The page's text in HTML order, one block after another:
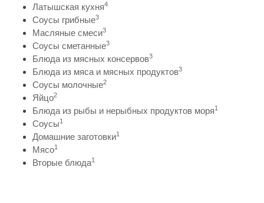
Латышская кухня4
Соусы грибные3
Масляные смеси3
Соусы сметанные3
Блюда из мясных консервов3
Блюда из мяса и мясных продуктов3
Соусы молочные2
Яйцо2
Блюда из рыбы и нерыбных продуктов моря1
Соусы1
Домашние заготовки1
Мясо1
Вторые блюда1